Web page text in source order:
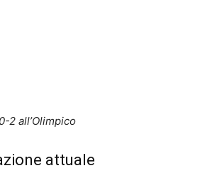
2 all’Olimpico
attuale